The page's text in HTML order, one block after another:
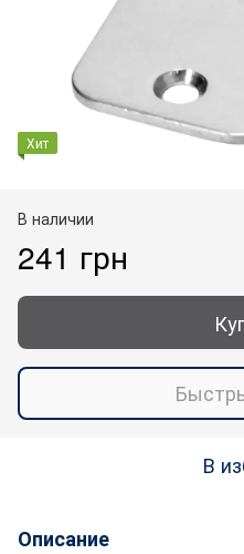
Хит
В наличии
241 грн
В
Описание